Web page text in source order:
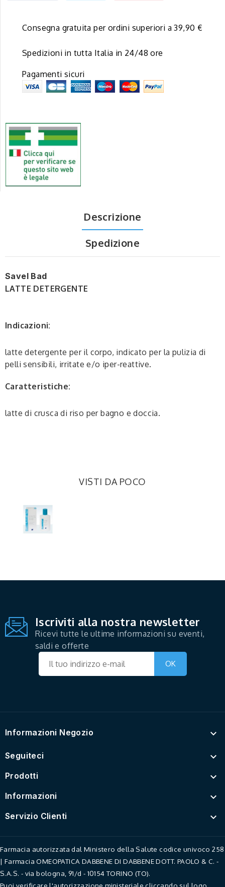
Consegna gratuita per ordini superiori a 39,90 €
Spedizioni in tutta Italia in 24/48 ore
Pagamenti sicuri
Descrizione
Spedizione
Savel Bad
LATTE DETERGENTE
Indicazioni:
latte detergente per il corpo, indicato per la pulizia di
pelli sensibili, irritate e/o iper-reattive.
Caratteristiche:
latte di crusca di riso per bagno e doccia.
VISTI DA POCO
Iscriviti alla nostra newsletter
Ricevi tutte le ultime informazioni su eventi,
saldi e offerte
Informazioni Negozio 
Seguiteci 
Prodotti 
Informazioni 
Servizio Clienti 
Farmacia autorizzata dal Ministero della Salute codice univoco 258
| Farmacia OMEOPATICA DABBENE DI DABBENE DOTT. PAOLO & C. -
S.A.S. - via bologna, 91/d - 10154 TORINO (TO).